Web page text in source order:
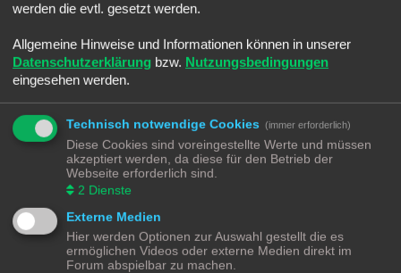
a
aktuell suche ich Infos zu Weichenantrieben. Ich baue eine Märklin MoBa
überlege ich die Antriebe 7549 durch Servos zu ersetzten. Der K83 kann
das meiner Recherche nach ja nicht, ich fand aber den
K82 - Motorweichendecoder
Nutzt wer zufällig den #K-82 #Decoder?
Er kann gemäß Beschreibung, motorische Stellantriebeantriebe mit und
ohne Endlagenabschaltung verarbeiten. Und jetzt kommt eure Erfahrung
ins Spiel, mit welchen Servoantrieben habt ihr gute und weniger gute
Erfahrungen gemacht?
Ich bin auf eurer Rückmeldungen gespannt.
MFG der Ralph
werden die evtl. gesetzt werden.
Allgemeine Hinweise und Informationen können in unserer
Datenschutzerklärung bzw. Nutzungsbedingungen
eingesehen werden.
Technisch notwendige Cookies (immer erforderlich)
Diese Cookies sind voreingestellte Werte und müssen
akzeptiert werden, da diese für den Betrieb der
Webseite erforderlich sind.
2 Dienste
Externe Medien
Hier werden Optionen zur Auswahl gestellt die es
ermöglichen Videos oder externe Medien direkt im
Forum abspielbar zu machen.